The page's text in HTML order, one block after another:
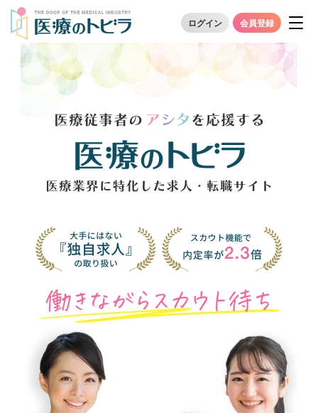
ログイン 会員登録